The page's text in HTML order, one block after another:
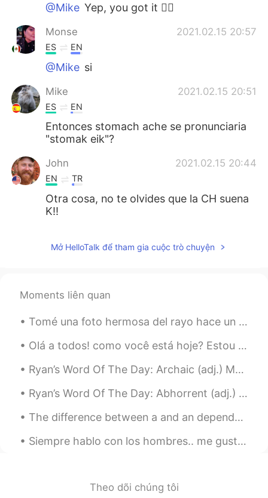
@Mike Yep, you got it 👍🏻
Monse 2021.02.15 20:57
ES EN
@Mike si
Mike 2021.02.15 20:51
ES EN
Entonces stomach ache se pronunciaria
"stomak eik"?
John 2021.02.15 20:44
EN TR
Otra cosa, no te olvides que la CH suena
K!!
Mở HelloTalk để tham gia cuộc trò chuyện
Moments liên quan
Tomé una foto hermosa del rayo hace un mes. Sabías que el rayo contiene cien millones de voltios ...
Olá a todos! como você está hoje? Estou muito bem! Eu só quero testar minha pronúncia! Se puder, ...
Ryan’s Word Of The Day: Archaic (adj.) Meaning: Old, outdated. Example (1): “When I got my firs...
Ryan’s Word Of The Day: Abhorrent (adj.) Meaning: Disgusting, awful Example (1): “The treatment...
The difference between a and an depends on pronunciation, not spelling. She’s a US citizen. (NO...
Siempre hablo con los hombres.. me gustaría hacer amigos con una chica 🥺 alguna chica para hablar...
Theo dõi chúng tôi